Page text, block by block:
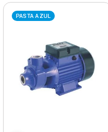
PASTA AZUL